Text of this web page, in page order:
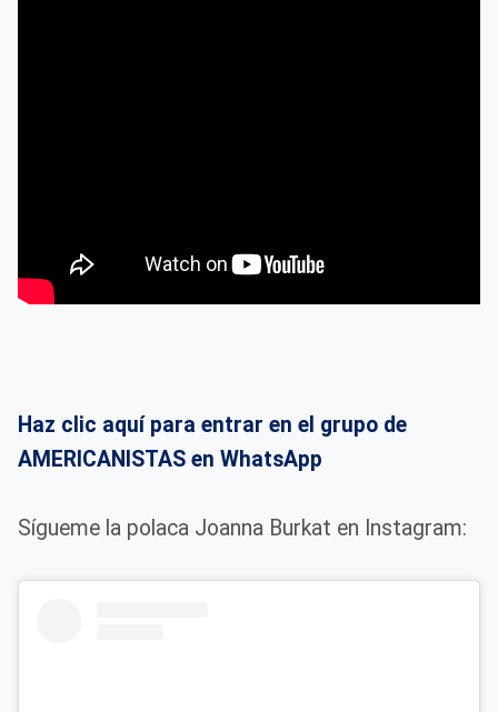
Haz clic aquí para entrar en el grupo de
AMERICANISTAS en WhatsApp
Sígueme la polaca Joanna Burkat en Instagram: